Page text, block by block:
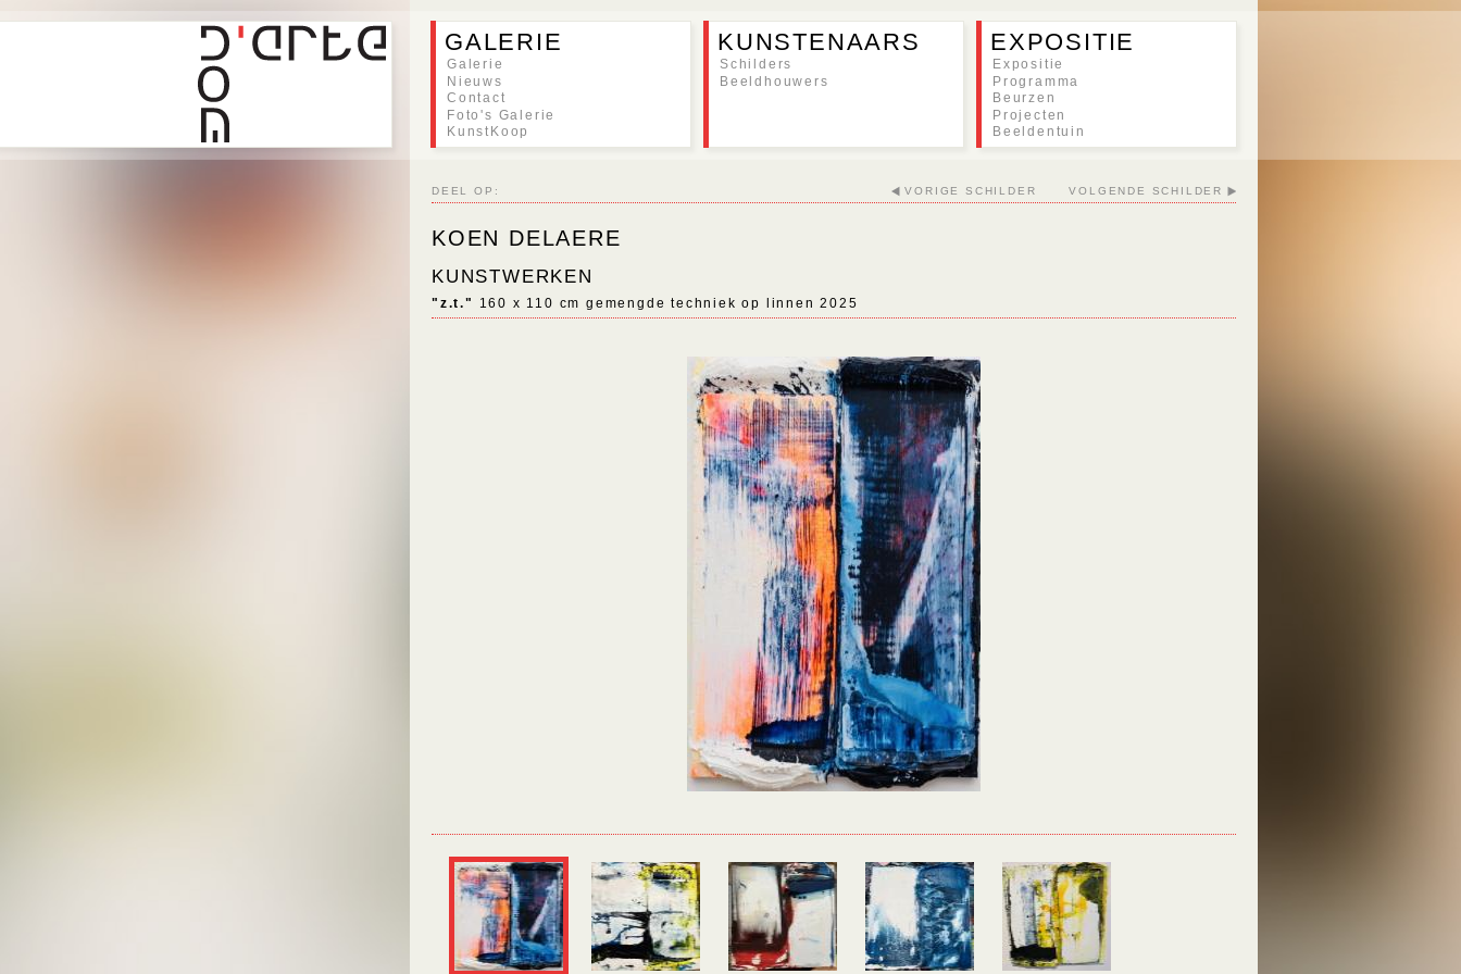
GALERIE
Galerie
Nieuws
Contact
Foto's Galerie
KunstKoop
KUNSTENAARS
Schilders
Beeldhouwers
EXPOSITIE
Expositie
Programma
Beurzen
Projecten
Beeldentuin
DEEL OP: VOLGENDE SCHILDER
VORIGE SCHILDER
KOEN DELAERE
KUNSTWERKEN
"z.t." 160 x 110 cm gemengde techniek op linnen 2025